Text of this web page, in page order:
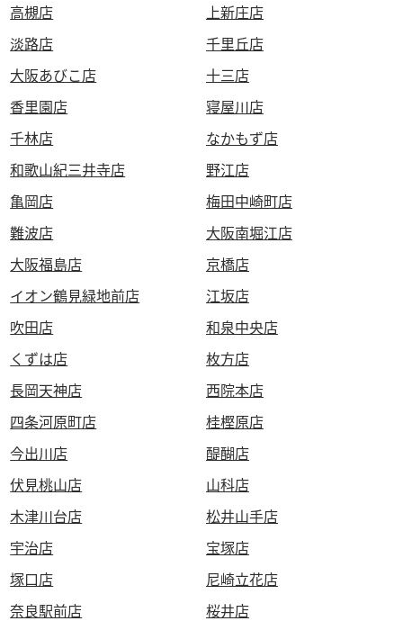
高槻店
上新庄店
淡路店
千里丘店
大阪あびこ店
十三店
香里園店
寝屋川店
千林店
なかもず店
和歌山紀三井寺店
野江店
亀岡店
梅田中崎町店
難波店
大阪南堀江店
大阪福島店
京橋店
イオン鶴見緑地前店
江坂店
吹田店
和泉中央店
くずは店
枚方店
長岡天神店
西院本店
四条河原町店
桂樫原店
今出川店
醍醐店
伏見桃山店
山科店
木津川台店
松井山手店
宇治店
宝塚店
塚口店
尼崎立花店
奈良駅前店
桜井店